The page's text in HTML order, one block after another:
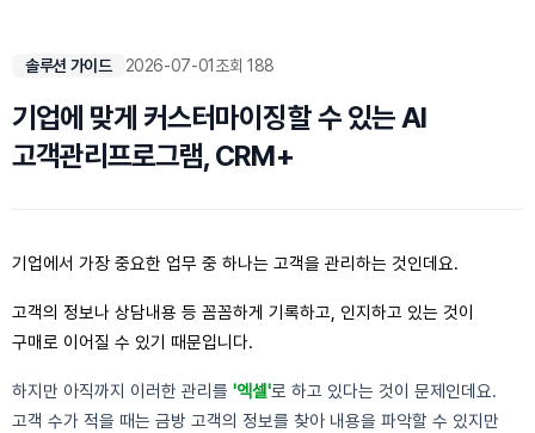
솔루션 가이드 2026-07-01 조회 188
기업에 맞게 커스터마이징할 수 있는 AI
고객관리프로그램, CRM+
기업에서 가장 중요한 업무 중 하나는 고객을 관리하는 것인데요.
고객의 정보나 상담내용 등 꼼꼼하게 기록하고, 인지하고 있는 것이
구매로 이어질 수 있기 때문입니다.
하지만 아직까지 이러한 관리를 '엑셀'로 하고 있다는 것이 문제인데요.
고객 수가 적을 때는 금방 고객의 정보를 찾아 내용을 파악할 수 있지만